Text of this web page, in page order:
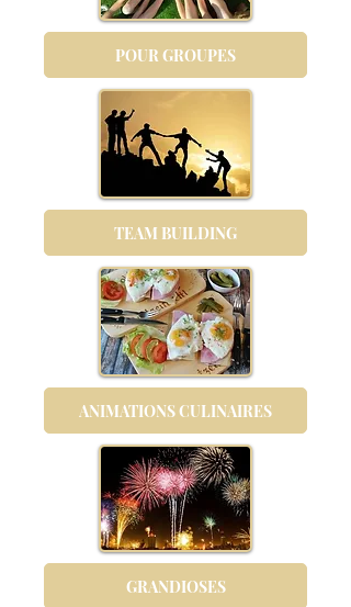
POUR GROUPES
TEAM BUILDING
ANIMATIONS CULINAIRES
GRANDIOSES